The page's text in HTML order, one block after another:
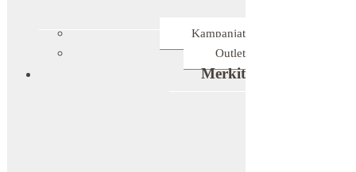
Kampanjat
Outlet
Merkit